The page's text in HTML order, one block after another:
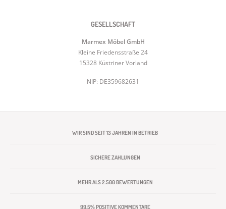
GESELLSCHAFT
Marmex Möbel GmbH
Kleine Friedensstraße 24
15328 Küstriner Vorland
NIP: DE359682631
WIR SIND SEIT 13 JAHREN IN BETRIEB
SICHERE ZAHLUNGEN
MEHR ALS 2.500 BEWERTUNGEN
99,5% POSITIVE KOMMENTARE